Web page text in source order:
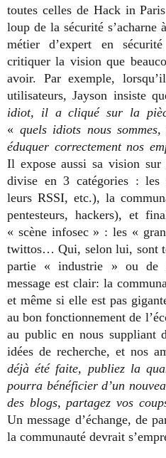
toutes celles de Hack in
loup de la sécurité
métier d’expert en
critiquer la vision que
avoir. Par exemple,
utilisateurs, Jayson insiste
idiot, il a cliqué sur la
« quels idiots nous
éduquer correctement nos
Il expose aussi sa vision
divise en 3 catégories : les
leurs RSSI, etc.), la
pentesteurs, hackers), et
« scène infosec » : les «
twittos… Qui, selon lui, sont
partie « industrie » ou de
message est clair: la
et même si elle est pas
au bon fonctionnement de
au public en nous suppliant
idées de recherche, et nos
déjà été faite, publiez la
pourra bénéficier d’un
des blogs, partagez vos
Un message d’échange, de
la communauté devrait